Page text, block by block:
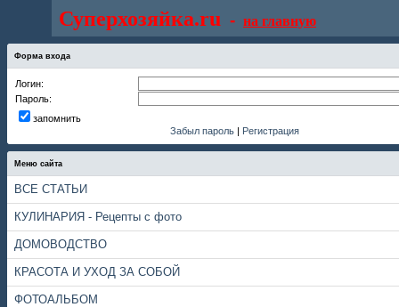
Суперхозяйка.ru - на главную
Форма входа
Логин:
Пароль:
запомнить
Забыл пароль | Регистрация
Меню сайта
ВСЕ СТАТЬИ
КУЛИНАРИЯ - Рецепты с фото
ДОМОВОДСТВО
КРАСОТА И УХОД ЗА СОБОЙ
ФОТОАЛЬБОМ